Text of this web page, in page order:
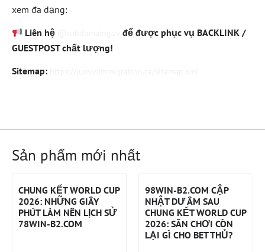
xem đa dạng:
Liên hệ
để được phục vụ BACKLINK /
GUESTPOST chất lượng!
Sitemap:
Sản phẩm mới nhất
CHUNG KẾT WORLD CUP
2026: NHỮNG GIÂY
PHÚT LÀM NÊN LỊCH SỬ
78WIN-B2.COM
98WIN-B2.COM CẬP
NHẬT DƯ ÂM SAU
CHUNG KẾT WORLD CUP
2026: SÂN CHƠI CÒN
LẠI GÌ CHO BET THỦ?